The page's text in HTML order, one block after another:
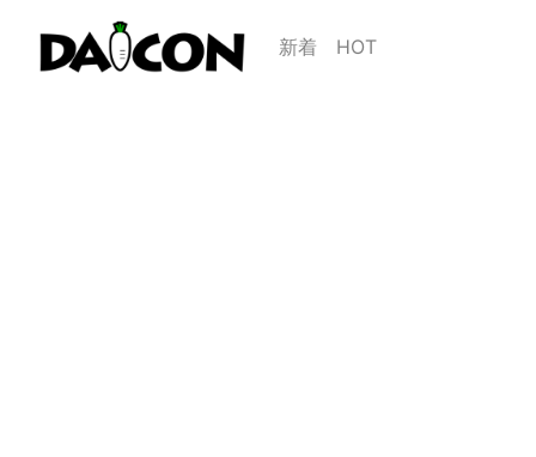
新着 HOT